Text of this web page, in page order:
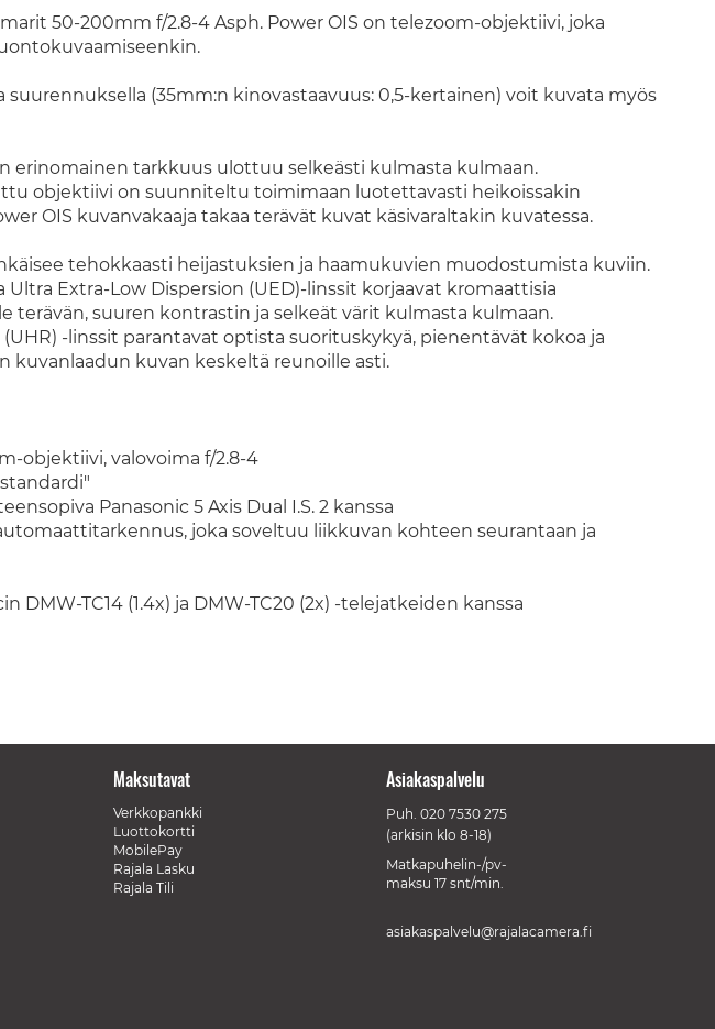
50-200mm f/2.8-4 Asph. Power OIS on telezoom-objektiivi, joka
suurennuksella (35mm:n kinovastaavuus: 0,5-kertainen) voit kuvata myös
erinomainen tarkkuus ulottuu selkeästi kulmasta kulmaan.
objektiivi on suunniteltu toimimaan luotettavasti heikoissakin
OIS kuvanvakaaja takaa terävät kuvat käsivaraltakin kuvatessa.
tehokkaasti heijastuksien ja haamukuvien muodostumista kuviin.
Ultra Extra-Low Dispersion (UED)-linssit korjaavat kromaattisia
terävän, suuren kontrastin ja selkeät värit kulmasta kulmaan.
-linssit parantavat optista suorituskykyä, pienentävät kokoa ja
kuvanlaadun kuvan keskeltä reunoille asti.
objektiivi, valovoima f/2.8-4
Panasonic 5 Axis Dual I.S. 2 kanssa
joka soveltuu liikkuvan kohteen seurantaan ja
DMW-TC14 (1.4x) ja DMW-TC20 (2x) -telejatkeiden kanssa
Maksutavat
Verkkopankki
Luottokortti
MobilePay
Rajala Lasku
Rajala Tili
Asiakaspalvelu
Puh. 020 7530 275
(arkisin klo 8-18)
Matkapuhelin-/pv-
maksu 17 snt/min.
asiakaspalvelu@rajalacamera.fi